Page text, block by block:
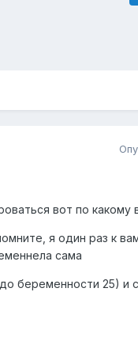
вот по какому
я один раз к
сама
беременности 25) и